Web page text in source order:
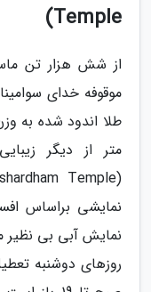
Temple)
از شش هزار تن
موقوفه خدای
متر از دیگر
نمایشی براساس
نمایش آبی بی